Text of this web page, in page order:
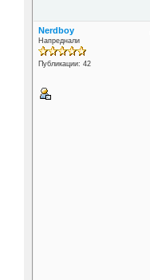
Nerdboy
Напреднали
Публикации: 42